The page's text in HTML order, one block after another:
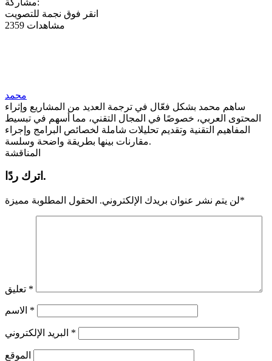
انقر فوق نجمة للتصويت
2359 مشاهدات
محمد
ساهم محمد بشكل فعّال في ترجمة العديد من المشاريع وإثراء
المحتوى العربي، خصوصًا في المجال التقني، مما أسهم في تبسيط
المفاهيم التقنية وتقديم تحليلات شاملة لخصائص البرامج وإجراء
مقارنات بينها بطريقة واضحة وسلسة.
المناقشة
اترك ردًا.
لن يتم نشر عنوان بريدك الإلكتروني. الحقول المطلوبة مميزة *
*
*
*
الموقع